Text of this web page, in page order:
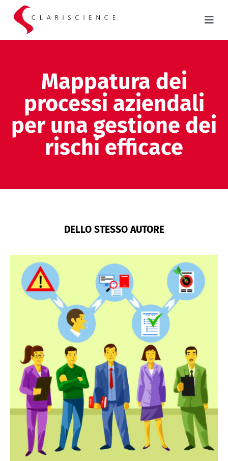
Mappatura dei
processi aziendali
per una gestione dei
rischi efficace
DELLO STESSO AUTORE